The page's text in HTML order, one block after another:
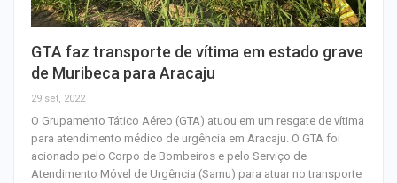
GTA faz transporte de vítima em estado grave
de Muribeca para Aracaju
29 set, 2022
O Grupamento Tático Aéreo (GTA) atuou em um resgate de vítima
para atendimento médico de urgência em Aracaju. O GTA foi
acionado pelo Corpo de Bombeiros e pelo Serviço de
Atendimento Móvel de Urgência (Samu) para atuar no transporte